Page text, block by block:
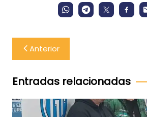
Navegación
de
entradas
Anterior
Entradas relacionadas